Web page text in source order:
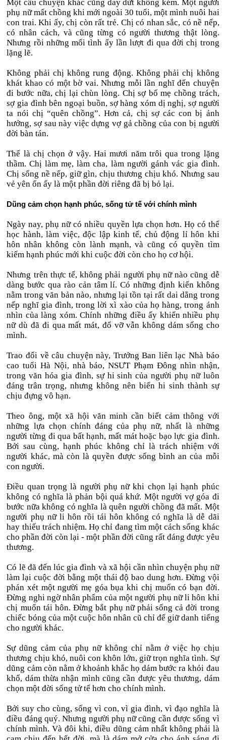
Một câu chuyện khác cũng day dứt không kém. Một người
phụ nữ mất chồng khi mới ngoài 30 tuổi, một mình nuôi hai
con trai. Khi ấy, chị còn rất trẻ. Chị có nhan sắc, có nề nếp,
có nhân cách, và cũng từng có người thương thật lòng.
Nhưng rồi những mối tình ấy lần lượt đi qua đời chị trong
lặng lẽ.
Không phải chị không rung động. Không phải chị không
khát khao có một bờ vai. Nhưng mỗi lần nghĩ đến chuyện
đi bước nữa, chị lại chùn lòng. Chị sợ bố mẹ chồng trách,
sợ gia đình bên ngoại buồn, sợ hàng xóm dị nghị, sợ người
ta nói chị “quên chồng”. Hơn cả, chị sợ các con bị ảnh
hưởng, sợ sau này việc dựng vợ gả chồng của con bị người
đời bàn tán.
Thế là chị chọn ở vậy. Hai mươi năm trôi qua trong lặng
thầm. Chị làm mẹ, làm cha, làm người gánh vác gia đình.
Chị sống nề nếp, giữ gìn, chịu thương chịu khó. Nhưng sau
vẻ yên ổn ấy là một phần đời riêng đã bị bỏ lại.
Dũng cảm chọn hạnh phúc, sống tử tế với chính mình
Ngày nay, phụ nữ có nhiều quyền lựa chọn hơn. Họ có thể
học hành, làm việc, độc lập kinh tế, chủ động lỉ hôn khi
hôn nhân không còn lành mạnh, và cũng có quyền tìm
kiếm hạnh phúc mới khi cuộc đời còn cho họ cơ hội.
Nhưng trên thực tế, không phải người phụ nữ nào cũng dễ
dàng bước qua rào cản tâm lí. Có những định kiến không
nằm trong văn bản nào, nhưng lại tồn tại rất dai dẳng trong
nếp nghĩ gia đình, trong lời xì xào của họ hàng, trong ánh
nhìn của làng xóm. Chính những điều ấy khiến nhiều phụ
nữ dù đã đi qua mất mát, đổ vỡ vẫn không dám sống cho
mình.
Trao đổi về câu chuyện này, Trưởng Ban liên lạc Nhà báo
cao tuổi Hà Nội, nhà báo, NSƯT Phạm Đông nhìn nhận,
trong văn hóa gia đình, sự hi sinh của người phụ nữ luôn
đáng trân trọng, nhưng không nên biến hi sinh thành sự
chịu đựng vô hạn.
Theo ông, một xã hội văn minh cần biết cảm thông với
những lựa chọn chính đáng của phụ nữ, nhất là những
người từng đi qua bất hạnh, mất mát hoặc bạo lực gia đình.
Bởi sau cùng, hạnh phúc không chỉ là trách nhiệm với
người khác, mà còn là quyền được sống bình an của mỗi
con người.
Điều quan trọng là người phụ nữ khi chọn lại hạnh phúc
không có nghĩa là phản bội quá khứ. Một người vợ góa đi
bước nữa không có nghĩa là quên người chồng đã mất. Một
người phụ nữ li hôn rồi tái hôn không có nghĩa là dễ dãi
hay thiếu trách nhiệm. Họ chỉ đang tìm một cách sống khác
cho phần đời còn lại - một phần đời cũng rất đáng được yêu
thương.
Có lẽ đã đến lúc gia đình và xã hội cần nhìn chuyện phụ nữ
làm lại cuộc đời bằng một thái độ bao dung hơn. Đừng vội
phán xét một người mẹ góa bụa khi chị muốn có bạn đời.
Đừng nghi ngờ nhân phẩm của một người phụ nữ li hôn khi
chị muốn tái hôn. Đừng bắt phụ nữ phải sống cả đời trong
chiếc bóng của một cuộc hôn nhân cũ chỉ để giữ danh tiếng
cho người khác.
Sự dũng cảm của phụ nữ không chỉ nằm ở việc họ chịu
thương chịu khó, nuôi con khôn lớn, giữ trọn nghĩa tình. Sự
dũng cảm còn nằm ở khoảnh khắc họ dám bước ra khỏi đau
khổ, dám thừa nhận mình cũng cần được yêu thương, dám
chọn một đời sống tử tế hơn cho chính mình.
Bởi suy cho cùng, sống vì con, vì gia đình, vì đạo nghĩa là
điều đáng quý. Nhưng người phụ nữ cũng cần được sống vì
chính mình. Và đôi khi, điều dũng cảm nhất không phải là